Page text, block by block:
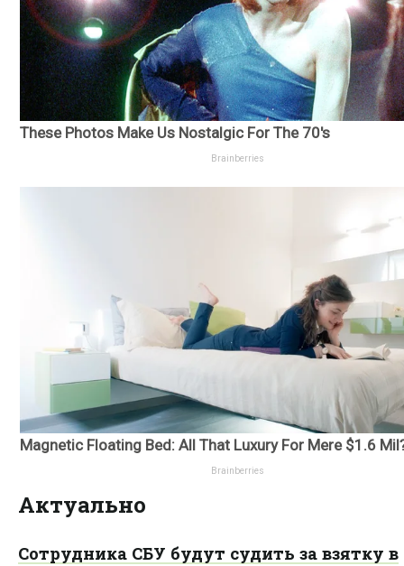
Актуально
Сотрудника СБУ будут судить за взятку в